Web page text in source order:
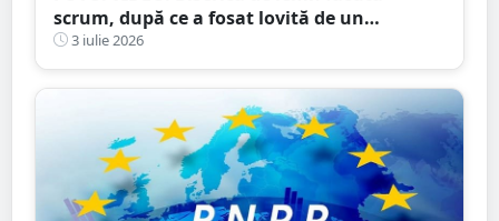
scrum, după ce a fosat lovită de un
TRĂSNET
3 iulie 2026